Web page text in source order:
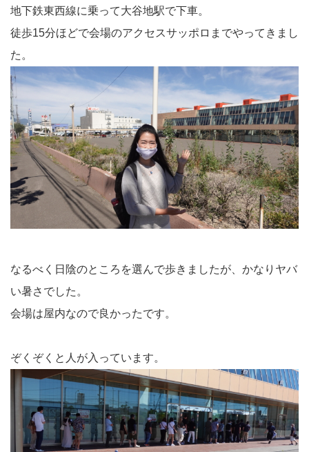
地下鉄東西線に乗って大谷地駅で下車。
徒歩15分ほどで会場のアクセスサッポロまでやってきまし
た。
なるべく日陰のところを選んで歩きましたが、かなりヤバ
い暑さでした。
会場は屋内なので良かったです。
ぞくぞくと人が入っています。